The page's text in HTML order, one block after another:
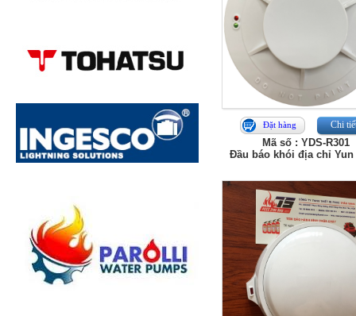
Đặt hàng Chi
Mã số : YDS-R301
Đầu báo khói địa chỉ Yun